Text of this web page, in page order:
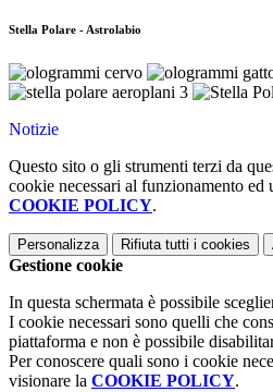
Stella Polare - Astrolabio
Notizie
Questo sito o gli strumenti terzi da
cookie necessari al funzionamento
COOKIE POLICY.
Personalizza Rifiuta tutti i cookies
Gestione cookie
In questa schermata è possibile
I cookie necessari sono quelli che
piattaforma e non è possibile
Per conoscere quali sono i cookie
visionare la COOKIE POLICY.